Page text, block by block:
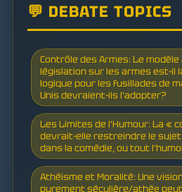
💬 DEBATE TOPICS
Contrôle des Armes: Le
législation sur les armes est-il
logique pour les fusillades de
Unis devraient-ils l'adopter?
Les Limites de l'Humour: La «
devrait-elle restreindre le sujet
dans la comédie, ou tout
Athéisme et Moralité: Une
purement séculière/athée